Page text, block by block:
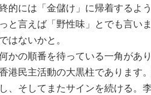
的には「金儲け」に帰着するよ
と言えば「野性味」とでも言い
はないかと。
かの順番を待っている一角があ
港民主活動の大黒柱であります
、そしてまたサインを続ける。